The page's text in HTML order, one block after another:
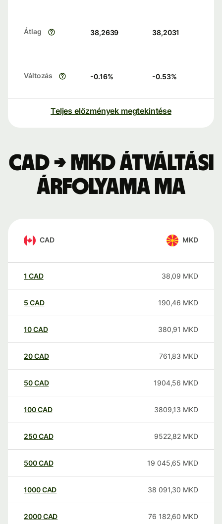
Átlag 38,2639 38,2031
Változás -0.16% -0.53%
Teljes előzmények megtekintése
CAD → MKD átváltási
árfolyama ma
CAD MKD
1 CAD 38,09 MKD
5 CAD 190,46 MKD
10CAD 380,91 MKD
20CAD 761,83 MKD
50CAD 1904,56 MKD
100CAD 3809,13 MKD
250CAD 9522,82 MKD
500CAD 19 045,65 MKD
1000CAD 38 091,30 MKD
2000CAD 76 182,60 MKD